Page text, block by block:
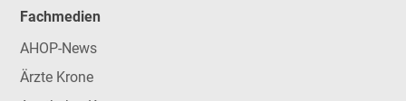
Fachmedien
AHOP-News
Ärzte Krone